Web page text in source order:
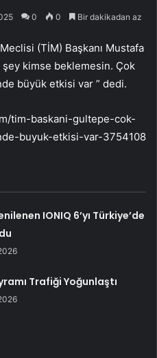
0 0 Bir dakikadan az
(TİM) Başkanı Mustafa
kimse beklemesin. Çok
büyük etkisi var ” dedi.
tim-baskani-gultepe-cok-
buyuk-etkisi-var-3754108
IONIQ 6’yı Türkiye’de
Trafiği Yoğunlaştı